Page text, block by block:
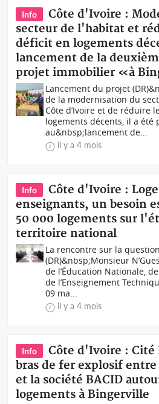
Info
Côte d'Ivoire :
secteur de l'habitat et
déficit en logements
lancement de la
projet immobilier «à
Lancement du projet
de la modernisation du
Côte d’Ivoire et de réduire
logements décents, il a été
au&nbsp;lancement de...
il y a 4 mois
Info
Côte d'Ivoire :
enseignants, un besoin
50 000 logements sur
territoire national
La rencontre sur la
(DR)&nbsp;Monsieur
de l’Éducation Nationale,
de l’Enseignement
09 ma...
il y a 4 mois
Info
Côte d'Ivoire : Cité
bras de fer explosif entre
et la société BACID
logements à Bingerville